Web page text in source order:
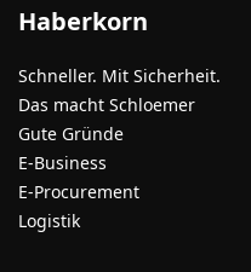
Haberkorn
Schneller. Mit Sicherheit.
Das macht Schloemer
Gute Gründe
E-Business
E-Procurement
Logistik